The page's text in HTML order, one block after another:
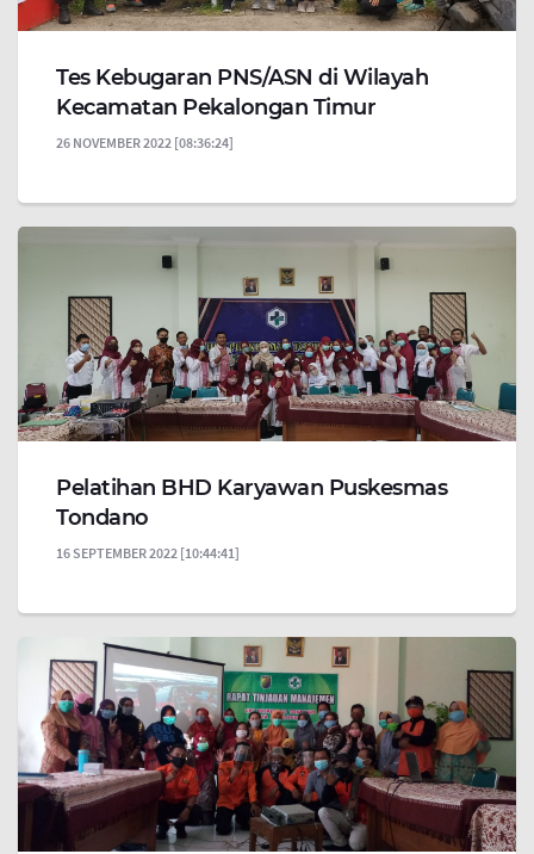
Tes Kebugaran PNS/ASN di Wilayah
Kecamatan Pekalongan Timur
26 NOVEMBER 2022 [08:36:24]
Pelatihan BHD Karyawan Puskesmas
Tondano
16 SEPTEMBER 2022 [10:44:41]